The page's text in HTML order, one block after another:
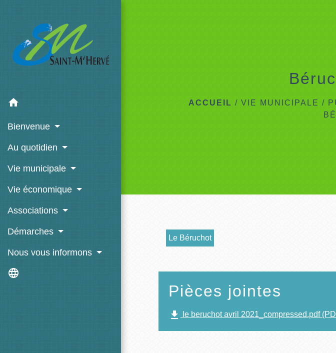
home
Bienvenue
Au quotidien
Vie municipale
Vie économique
Associations
Démarches
Nous vous informons
language
ACCUEIL / VIE MUNICIPALE/
Le Béruchot
Pièces jointes
file_download le beruchot avril 2021_compressed.pdf